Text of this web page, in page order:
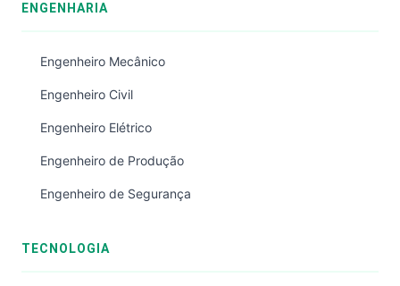
ENGENHARIA
Engenheiro Mecânico
Engenheiro Civil
Engenheiro Elétrico
Engenheiro de Produção
Engenheiro de Segurança
TECNOLOGIA